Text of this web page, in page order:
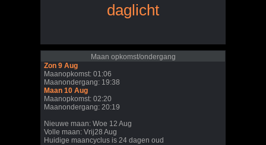
daglicht
Maan opkomst/ondergang
Zon 9 Aug
Maanopkomst: 01:06
Maanondergang: 19:38
Maan 10 Aug
Maanopkomst: 02:20
Maanondergang: 20:19
Nieuwe maan: Woe 12 Aug
Volle maan: Vrij28 Aug
Huidige maancyclus is 24 dagen oud